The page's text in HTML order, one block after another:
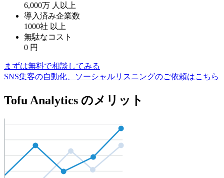
6,000万 人以上
導入済み企業数
1000社 以上
無駄なコスト
0 円
まずは無料で相談してみる
SNS集客の自動化、ソーシャルリスニングのご依頼はこちら
Tofu Analytics のメリット